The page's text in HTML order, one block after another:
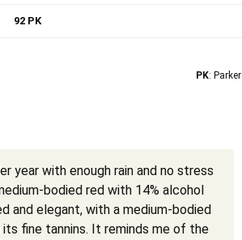
92 PK
PK: Parker
year with enough rain and no stress
bodied red with 14% alcohol
and elegant, with a medium-bodied
fine tannins. It reminds me of the